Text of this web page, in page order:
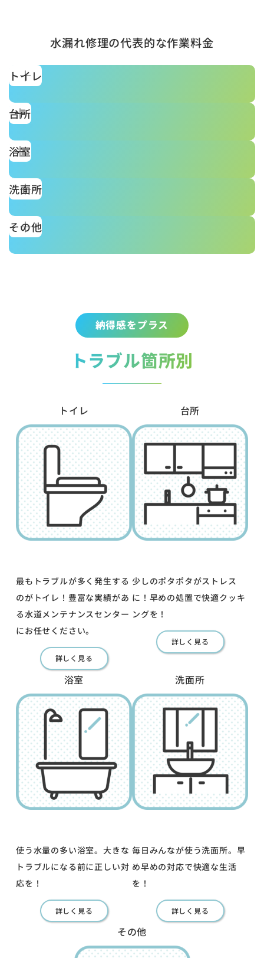
水漏れ修理の代表的な作業料金
トイレ
台所
浴室
洗面所
その他
納得感をプラス
トラブル箇所別
トイレ
最もトラブルが多く発生する
のがトイレ！豊富な実績があ
る水道メンテナンスセンター
にお任せください。
詳しく見る
台所
少しのポタポタがストレス
に！早めの処置で快適クッキ
ングを！
詳しく見る
浴室
使う水量の多い浴室。大きな
トラブルになる前に正しい対
応を！
詳しく見る
洗面所
毎日みんなが使う洗面所。早
め早めの対応で快適な生活
を！
詳しく見る
その他